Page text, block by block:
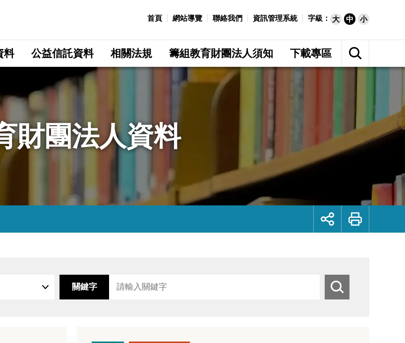
首頁 網站導覽 聯絡我們 資訊管理系統 字級： 大 中 小
料 公益信託資料 相關法規 籌組教育財團法人須知 下載專區
展
開
網
站
尋
財團法人資料
展
鈕
列
關鍵字
搜
尋